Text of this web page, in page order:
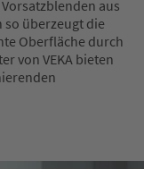
aus
so überzeugt die
Oberfläche durch
von VEKA bieten